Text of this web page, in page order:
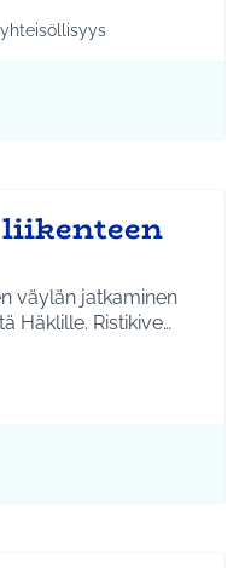
Tuusula
mukaan: Hyvinvointi ja
väylän jatkaminen
Häklille. Ristikive…
Hyrylä Infra ja liikenne